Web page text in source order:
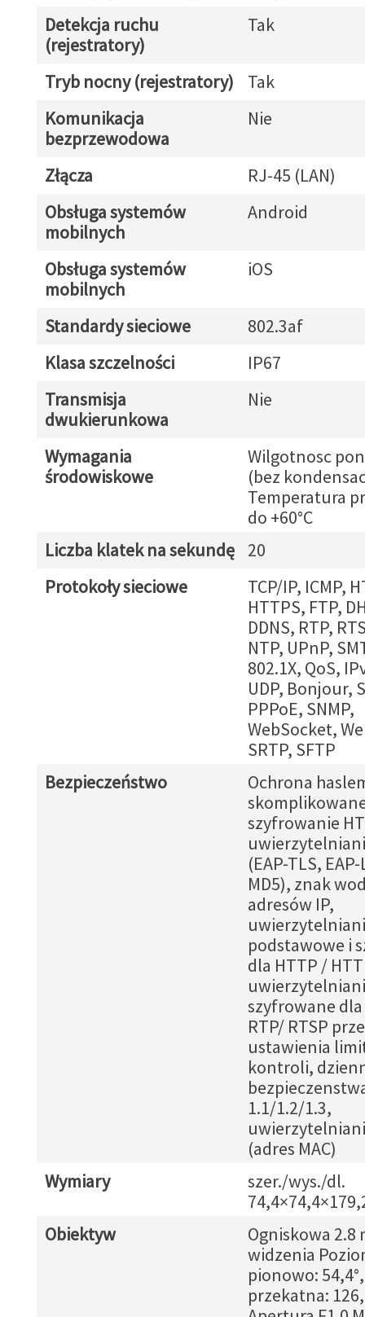
Detekcja ruchu
(rejestratory)
Tak
Tryb nocny (rejestratory)
Tak
Komunikacja
bezprzewodowa
Nie
Złącza
RJ-45 (LAN)
Obsługa systemów
mobilnych
Android
Obsługa systemów
mobilnych
iOS
Standardy sieciowe
802.3af
Klasa szczelności
IP67
Transmisja
dwukierunkowa
Nie
Wymagania
środowiskowe
Wilgotnosc
(bez
Temperatura
do +60°C
Liczba klatek na sekundę
20
Protokoły sieciowe
TCP/IP, ICMP,
HTTPS, FTP,
DDNS, RTP,
NTP, UPnP,
802.1X, QoS,
UDP, Bonjour,
PPPoE, SNMP,
WebSocket,
SRTP, SFTP
Bezpieczeństwo
Ochrona
szyfrowanie
(EAP-TLS,
MD5), znak
adresów IP,
podstawowe i
dla HTTP /
szyfrowane dla
RTP/ RTSP
ustawienia
kontroli,
1.1/1.2/1.3,
(adres MAC)
Wymiary
szer./wys./dl.
Obiektyw
Ogniskowa 2.8
widzenia
pionowo: 54,4°,
przekatna: